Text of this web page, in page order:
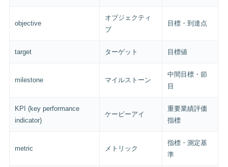
objective
オブジェクティ
ブ
目標・到達点
target ターゲット 目標値
milestone マイルストーン
中間目標・節
目
KPI (key performance
indicator)
ケーピーアイ
重要業績評価
指標
metric メトリック
指標・測定基
準